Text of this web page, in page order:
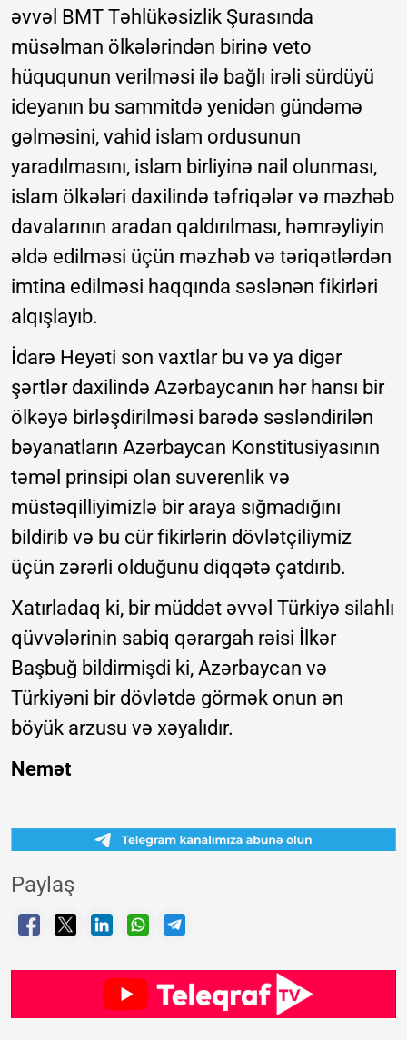
əvvəl BMT Təhlükəsizlik Şurasında
müsəlman ölkələrindən birinə veto
hüququnun verilməsi ilə bağlı irəli sürdüyü
ideyanın bu sammitdə yenidən gündəmə
gəlməsini, vahid islam ordusunun
yaradılmasını, islam birliyinə nail olunması,
islam ölkələri daxilində təfriqələr və məzhəb
davalarının aradan qaldırılması, həmrəyliyin
əldə edilməsi üçün məzhəb və təriqətlərdən
imtina edilməsi haqqında səslənən fikirləri
alqışlayıb.
İdarə Heyəti son vaxtlar bu və ya digər
şərtlər daxilində Azərbaycanın hər hansı bir
ölkəyə birləşdirilməsi barədə səsləndirilən
bəyanatların Azərbaycan Konstitusiyasının
təməl prinsipi olan suverenlik və
müstəqilliyimizlə bir araya sığmadığını
bildirib və bu cür fikirlərin dövlətçiliymiz
üçün zərərli olduğunu diqqətə çatdırıb.
Xatırladaq ki, bir müddət əvvəl Türkiyə silahlı
qüvvələrinin sabiq qərargah rəisi İlkər
Başbuğ bildirmişdi ki, Azərbaycan və
Türkiyəni bir dövlətdə görmək onun ən
böyük arzusu və xəyalıdır.
Nemət
Paylaş